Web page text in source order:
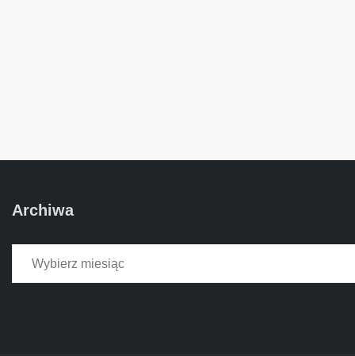
Archiwa